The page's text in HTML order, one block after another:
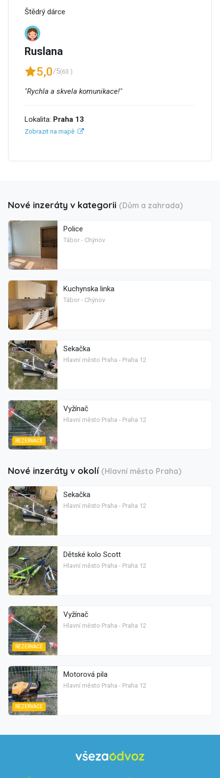
Štědrý dárce
Ruslana
5,0/5(63 )
"Rychla a skvela komunikace!"
Lokalita: Praha 13
Zobrazit na mapě
Nové inzeráty v kategorii (Dům a zahrada)
Police
Tábor - Chýnov
Kuchynska linka
Tábor - Chýnov
Sekačka
Hlavní město Praha - Praha 12
REZERVACE
Vyžínač
Hlavní město Praha - Praha 12
Nové inzeráty v okolí (Hlavní město Praha)
Sekačka
Hlavní město Praha - Praha 12
Dětské kolo Scott
Hlavní město Praha - Praha 12
REZERVACE
Vyžínač
Hlavní město Praha - Praha 12
REZERVACE
Motorová pila
Hlavní město Praha - Praha 12